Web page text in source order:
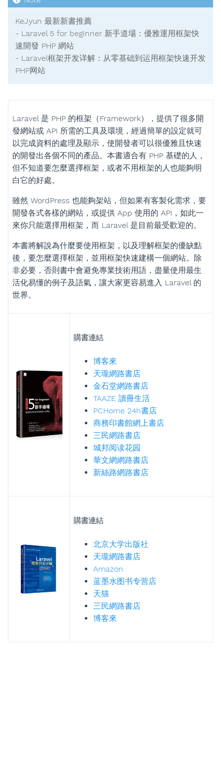
KeJyun 最新新書推薦
- Laravel 5 for beginner 新手道場：優雅運用框架快
速開發 PHP 網站
- Laravel框架开发详解：从零基础到运用框架快速开发
PHP网站
Laravel 是 PHP 的框架（Framework），提供了很多開
發網站或 API 所需的工具及環境，經過簡單的設定就可
以完成資料的處理及顯示，使開發者可以很優雅且快速
的開發出各個不同的產品。本書適合有 PHP 基礎的人，
但不知道要怎麼選擇框架，或者不用框架的人也能夠明
白它的好處。
雖然 WordPress 也能夠架站，但如果有客製化需求，要
開發各式各樣的網站，或提供 App 使用的 API，如此一
來你只能選擇用框架，而 Laravel 是目前最受歡迎的。
本書將解說為什麼要使用框架，以及理解框架的優缺點
後，要怎麼選擇框架，並用框架快速建構一個網站。除
非必要，否則書中會避免專業技術用語，盡量使用最生
活化易懂的例子及語氣，讓大家更容易進入 Laravel 的
世界。
購書連結
博客來
天瓏網路書店
金石堂網路書店
TAAZE 讀冊生活
PCHome 24h書店
商務印書館網上書店
三民網路書店
城邦阅读花园
華文網網路書店
新絲路網路書店
購書連結
北京大学出版社
天瓏網路書店
Amazon
蓝墨水图书专营店
天猫
三民網路書店
博客來